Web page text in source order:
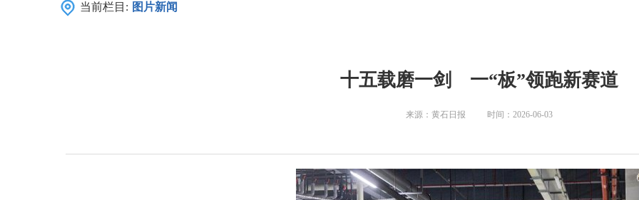
当前栏目: 图片新闻
十五载磨一剑 一“板”领跑新赛道
来源：黄石日报 时间：2026-06-03